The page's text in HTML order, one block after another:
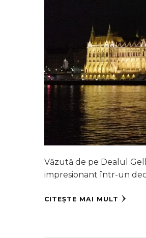
Văzută de pe Dealul
impresionant într-un
CITEȘTE MAI MULT